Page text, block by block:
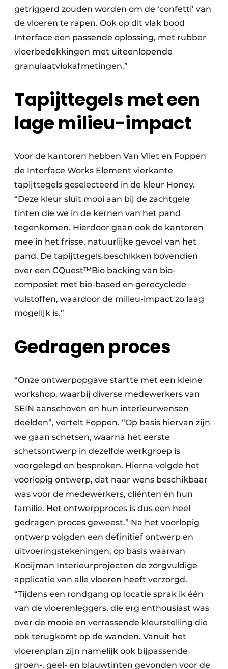
getriggerd zouden worden om de ‘confetti’ van
de vloeren te rapen. Ook op dit vlak bood
Interface een passende oplossing, met rubber
vloerbedekkingen met uiteenlopende
granulaatvlokafmetingen.”
Tapijttegels met een
lage milieu-impact
Voor de kantoren hebben Van Vliet en Foppen
de Interface Works Element vierkante
tapijttegels geselecteerd in de kleur Honey.
“Deze kleur sluit mooi aan bij de zachtgele
tinten die we in de kernen van het pand
tegenkomen. Hierdoor gaan ook de kantoren
mee in het frisse, natuurlijke gevoel van het
pand. De tapijttegels beschikken bovendien
over een CQuest™Bio backing van bio-
composiet met bio-based en gerecyclede
vulstoffen, waardoor de milieu-impact zo laag
mogelijk is.”
Gedragen proces
“Onze ontwerpopgave startte met een kleine
workshop, waarbij diverse medewerkers van
SEIN aanschoven en hun interieurwensen
deelden”, vertelt Foppen. “Op basis hiervan zijn
we gaan schetsen, waarna het eerste
schetsontwerp in dezelfde werkgroep is
voorgelegd en besproken. Hierna volgde het
voorlopig ontwerp, dat naar wens beschikbaar
was voor de medewerkers, cliënten én hun
familie. Het ontwerpproces is dus een heel
gedragen proces geweest.” Na het voorlopig
ontwerp volgden een definitief ontwerp en
uitvoeringstekeningen, op basis waarvan
Kooijman Interieurprojecten de zorgvuldige
applicatie van alle vloeren heeft verzorgd.
“Tijdens een rondgang op locatie sprak ik één
van de vloerenleggers, die erg enthousiast was
over de mooie en verrassende kleurstelling die
ook terugkomt op de wanden. Vanuit het
vloerenplan zijn namelijk ook bijpassende
groen-, geel- en blauwtinten gevonden voor de